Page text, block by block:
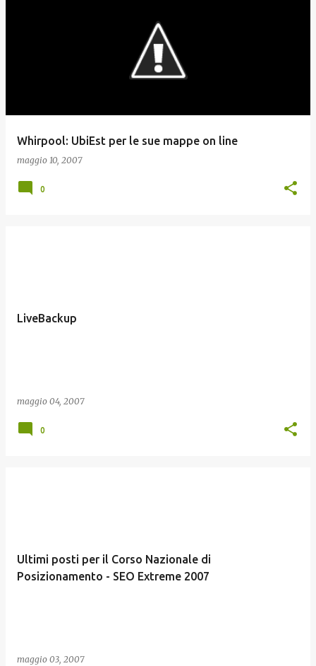
Whirpool: UbiEst per le sue mappe on line
maggio 10, 2007
0
LiveBackup
maggio 04, 2007
0
Ultimi posti per il Corso Nazionale di
Posizionamento - SEO Extreme 2007
maggio 03, 2007